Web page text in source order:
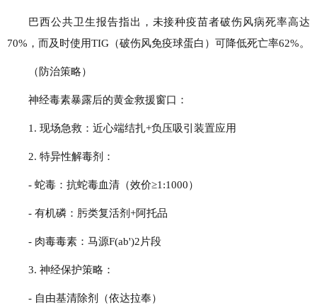
巴西公共卫生报告指出，未接种疫苗者破伤风病死率高达
70%，而及时使用TIG（破伤风免疫球蛋白）可降低死亡率62%。
（防治策略）
神经毒素暴露后的黄金救援窗口：
1. 现场急救：近心端结扎+负压吸引装置应用
2. 特异性解毒剂：
- 蛇毒：抗蛇毒血清（效价≥1:1000）
- 有机磷：肟类复活剂+阿托品
- 肉毒毒素：马源F(ab')2片段
3. 神经保护策略：
- 自由基清除剂（依达拉奉）